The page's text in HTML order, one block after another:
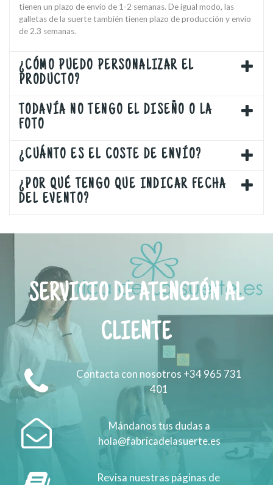
tienen un plazo de envío de 1-2 semanas. De igual modo, las
galletas de la suerte también tienen plazo de producción y envío
de 2.3 semanas.
¿CÓMO PUEDO PERSONALIZAR EL
PRODUCTO?
TODAVÍA NO TENGO EL DISEÑO O LA
FOTO
¿CUÁNTO ES EL COSTE DE ENVÍO?
¿POR QUÉ TENGO QUE INDICAR FECHA
DEL EVENTO?
SERVICIO DE ATENCIÓN AL
CLIENTE
Contacta con nosotros +34 965 731
401
Mándanos tus dudas a
hola@fabricadelasuerte.es
Revisa nuestras páginas de